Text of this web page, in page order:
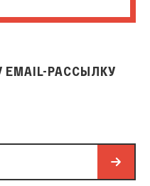
РАССЫЛКУ